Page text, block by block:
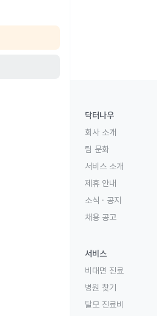
닥터나우
회사 소개
팀 문화
서비스 소개
제휴 안내
소식 · 공지
채용 공고
서비스
비대면 진료
병원 찾기
탈모 진료비